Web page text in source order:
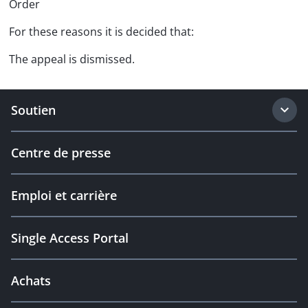
Order
For these reasons it is decided that:
The appeal is dismissed.
Soutien
Centre de presse
Emploi et carrière
Single Access Portal
Achats